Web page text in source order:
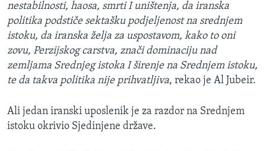
nestabilnosti, haosa, smrti I uništenja, da iranska
politika podstiče sektašku podjeljenost na srednjem
istoku, da iranska želja za uspostavom, kako to oni
zovu, Perzijskog carstva, znači dominaciju nad
zemljama Srednjeg istoka I širenje na Srednjem istoku,
te da takva politika nije prihvatljiva, rekao je Al Jubeir.
Ali jedan iranski uposlenik je za razdor na Srednjem
istoku okrivio Sjedinjene države.